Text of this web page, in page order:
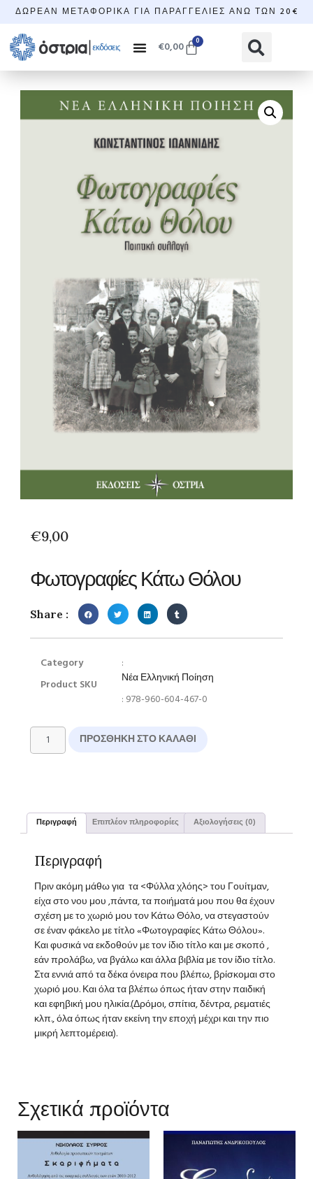
ΔΩΡΕΆΝ ΜΕΤΑΦΟΡΙΚΆ ΓΙΑ ΠΑΡΑΓΓΕΛΊΕΣ ΆΝΩ ΤΩΝ 20€
€0,00 0
€9,00
Φωτογραφίες Κάτω Θόλου
Share :
Category
Product SKU
:
Νέα Ελληνική Ποίηση
: 978-960-604-467-0
ΠΡΟΣΘΉΚΗ ΣΤΟ ΚΑΛΆΘΙ
Περιγραφή Επιπλέον πληροφορίες Αξιολογήσεις (0)
Περιγραφή
Πριν ακόμη μάθω για τα <Φύλλα χλόης> του Γουίτμαν,
είχα στο νου μου ,πάντα, τα ποιήματά μου που θα έχουν
σχέση με το χωριό μου τον Κάτω Θόλο, να στεγαστούν
σε έναν φάκελο με τίτλο «Φωτογραφίες Κάτω Θόλου».
Και φυσικά να εκδοθούν με τον ίδιο τίτλο και με σκοπό ,
εάν προλάβω, να βγάλω και άλλα βιβλία με τον ίδιο τίτλο.
Στα εννιά από τα δέκα όνειρα που βλέπω, βρίσκομαι στο
χωριό μου. Και όλα τα βλέπω όπως ήταν στην παιδική
και εφηβική μου ηλικία.(Δρόμοι, σπίτια, δέντρα, ρεματιές
κλπ., όλα όπως ήταν εκείνη την εποχή μέχρι και την πιο
μικρή λεπτομέρεια).
Σχετικά προϊόντα